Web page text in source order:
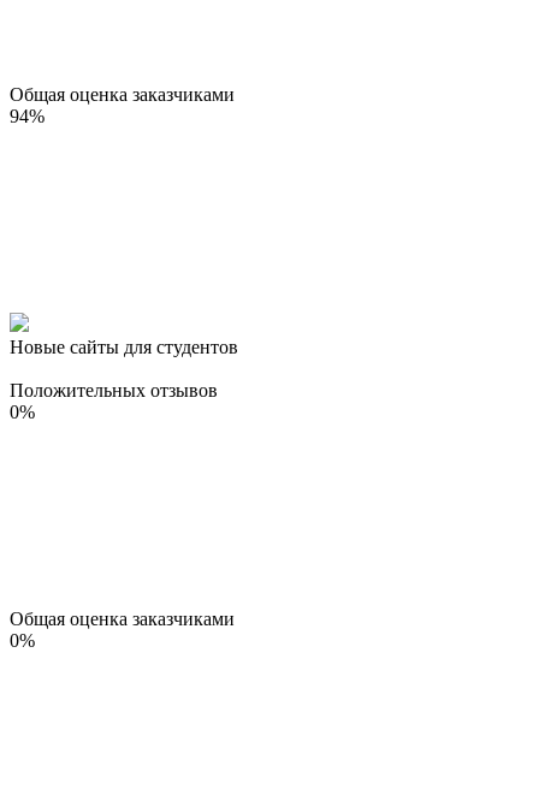
Общая оценка заказчиками
94%
Новые сайты для студентов
Положительных отзывов
0%
Общая оценка заказчиками
0%